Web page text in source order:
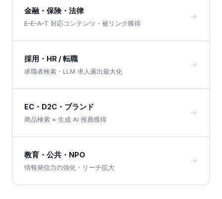
金融・保険・法律
E-E-A-T 対応コンテンツ・被リンク獲得
採用・HR / 転職
求職者検索・LLM 求人露出最大化
EC・D2C・ブランド
商品検索 × 生成 AI 推薦獲得
教育・公共・NPO
情報発信力の強化・リーチ拡大